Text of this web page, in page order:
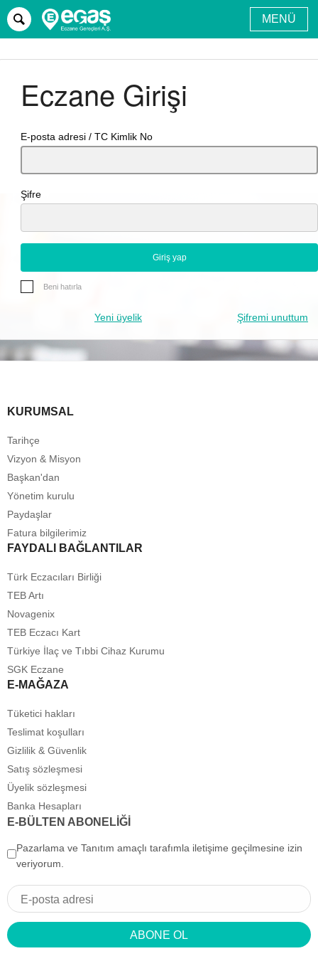
Ana sayfa Ürünler
MENÜ
Eczane Girişi
E-posta adresi / TC Kimlik No
Şifre
Beni hatırla
Yeni üyelik Şifremi unuttum
KURUMSAL
Tarihçe
Vizyon & Misyon
Başkan'dan
Yönetim kurulu
Paydaşlar
Fatura bilgilerimiz
FAYDALI BAĞLANTILAR
Türk Eczacıları Birliği
TEB Artı
Novagenix
TEB Eczacı Kart
Türkiye İlaç ve Tıbbi Cihaz Kurumu
SGK Eczane
E-MAĞAZA
Tüketici hakları
Teslimat koşulları
Gizlilik & Güvenlik
Satış sözleşmesi
Üyelik sözleşmesi
Banka Hesapları
E-BÜLTEN ABONELİĞİ
Pazarlama ve Tanıtım amaçlı tarafımla iletişime geçilmesine izin
veriyorum.
ABONE OL